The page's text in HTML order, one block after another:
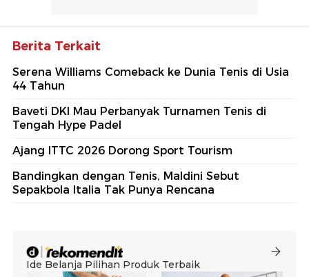
Berita Terkait
Serena Williams Comeback ke Dunia Tenis di Usia
44 Tahun
Baveti DKI Mau Perbanyak Turnamen Tenis di
Tengah Hype Padel
Ajang ITTC 2026 Dorong Sport Tourism
Bandingkan dengan Tenis, Maldini Sebut
Sepakbola Italia Tak Punya Rencana